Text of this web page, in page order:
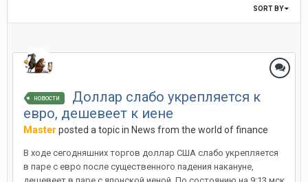
SORT BY
новости
Доллар слабо укрепляется к
евро, дешевеет к иене
Master posted a topic in News from the world of finance
В ходе сегодняшних торгов доллар США слабо укрепляется
в паре с евро после существенного падения накануне,